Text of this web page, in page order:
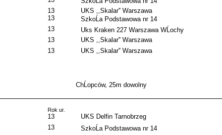
13
UKS ,,Skalar'' Warszawa
13
SzkoĹa Podstawowa nr 14
13
Uks Kraken 227 Warszawa WĹochy
13
UKS ,,Skalar'' Warszawa
13
UKS ,,Skalar'' Warszawa
ChĹopców, 25m dowolny
Rok ur.
13
UKS Delfin Tarnobrzeg
13
SzkoĹa Podstawowa nr 14